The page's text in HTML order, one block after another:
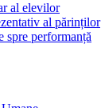
al elevilor
al părinților
spre performanță